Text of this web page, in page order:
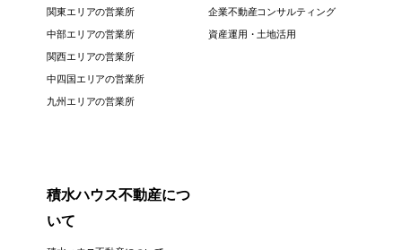
関東エリアの営業所
中部エリアの営業所
関西エリアの営業所
中四国エリアの営業所
九州エリアの営業所
企業不動産コンサルティング
資産運用・土地活用
積水ハウス不動産につ
いて